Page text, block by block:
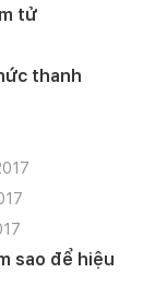
tử
thanh
sao để hiệu